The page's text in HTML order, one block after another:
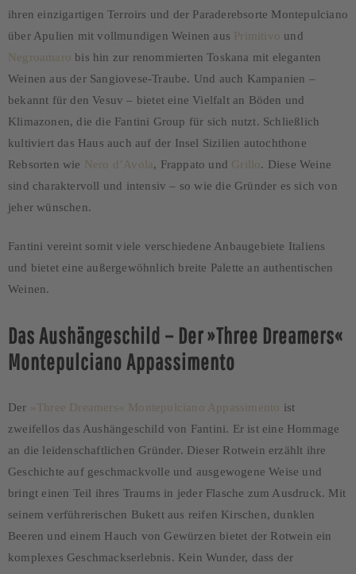
ihren einzigartigen Terroirs und der Paraderebsorte Montepulciano
über Apulien mit vollmundigen Weinen aus Primitivo und
Negroamaro bis hin zur renommierten Toskana mit eleganten
Weinen aus der Sangiovese-Traube. Und auch Kampanien –
bekannt für den Vesuv – bietet eine Vielfalt an Böden und
Klimazonen, die die Fantini Group für sich nutzt. Schließlich
kultiviert das Haus auch auf der Insel Sizilien autochthone
Rebsorten wie Nero d’Avola, Frappato und Grillo. Diese Weine
sind charaktervoll und intensiv – so wie die Gründer es sich von
jeher wünschen.
Fantini vereint somit viele verschiedene Anbaugebiete Italiens
und bietet eine außergewöhnlich breite Palette an authentischen
Weinen.
Das Aushängeschild – Der »Three Dreamers«
Montepulciano Appassimento
Der »Three Dreamers« Montepulciano Appassimento ist
zweifellos das Aushängeschild von Fantini. Er ist eine Hommage
an die leidenschaftlichen Gründer. Dieser Rotwein erzählt ihre
Geschichte auf geschmackvolle und ausgewogene Weise und
bringt einen Teil ihres Traums in jeder Flasche zum Ausdruck. Mit
seinem verführerischen Bukett aus reifen Kirschen, dunklen
Beeren und einem Hauch von Gewürzen bietet der Rotwein ein
komplexes Geschmackserlebnis. Kein Wunder, dass der